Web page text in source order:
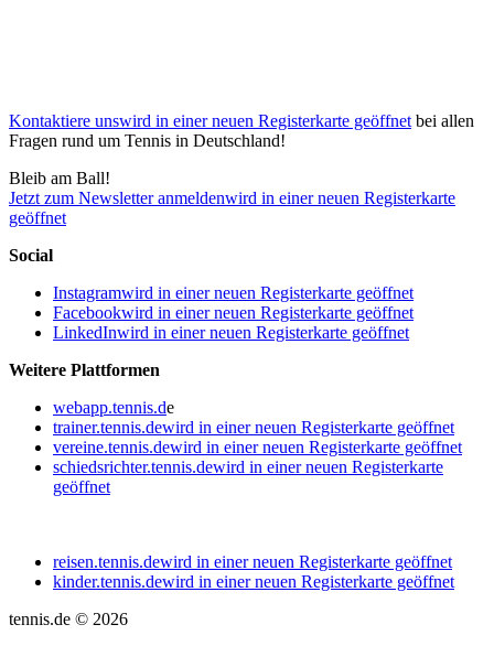
Kontaktiere unswird in einer neuen Registerkarte geöffnet bei allen
Fragen rund um Tennis in Deutschland!
Bleib am Ball!
Jetzt zum Newsletter anmeldenwird in einer neuen Registerkarte
geöffnet
Social
Instagramwird in einer neuen Registerkarte geöffnet
Facebookwird in einer neuen Registerkarte geöffnet
LinkedInwird in einer neuen Registerkarte geöffnet
Weitere Plattformen
webapp.tennis.de
trainer.tennis.dewird in einer neuen Registerkarte geöffnet
vereine.tennis.dewird in einer neuen Registerkarte geöffnet
schiedsrichter.tennis.dewird in einer neuen Registerkarte
geöffnet
reisen.tennis.dewird in einer neuen Registerkarte geöffnet
kinder.tennis.dewird in einer neuen Registerkarte geöffnet
tennis.de © 2026